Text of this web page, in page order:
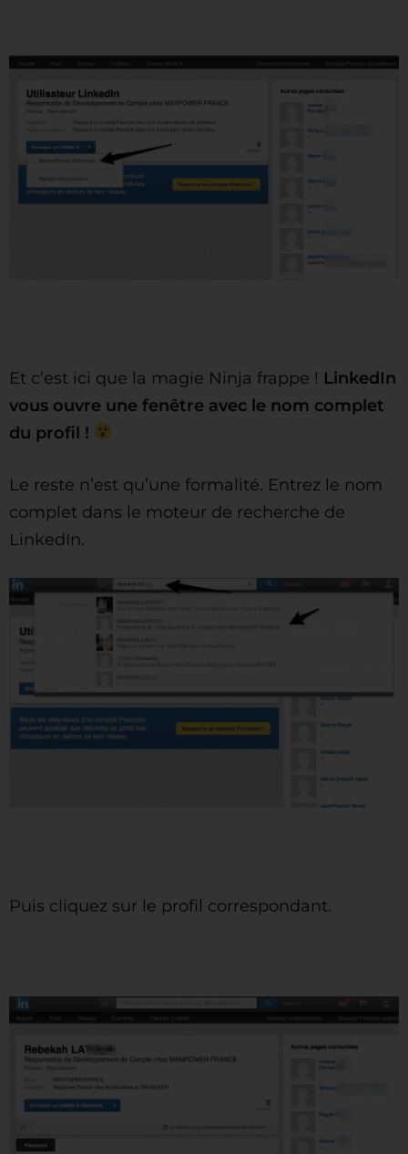
Et c’est ici que la magie Ninja frappe ! LinkedIn
vous ouvre une fenêtre avec le nom complet
du profil !
Le reste n’est qu’une formalité. Entrez le nom
complet dans le moteur de recherche de
LinkedIn.
Puis cliquez sur le profil correspondant.